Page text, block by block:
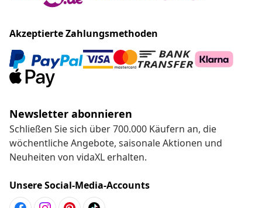
Akzeptierte Zahlungsmethoden
Newsletter abonnieren
Schließen Sie sich über 700.000 Käufern an, die
wöchentliche Angebote, saisonale Aktionen und
Neuheiten von vidaXL erhalten.
Unsere Social-Media-Accounts